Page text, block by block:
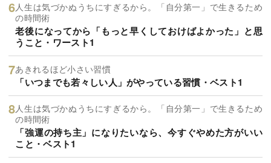
人生は気づかぬうちにすぎるから。「自分第一」で生きるため
の時間術
老後になってから「もっと早くしておけばよかった」と思
うこと・ワースト1
あきれるほど小さい習慣
「いつまでも若々しい人」がやっている習慣・ベスト1
人生は気づかぬうちにすぎるから。「自分第一」で生きるため
の時間術
「強運の持ち主」になりたいなら、今すぐやめた方がいい
こと・ベスト1